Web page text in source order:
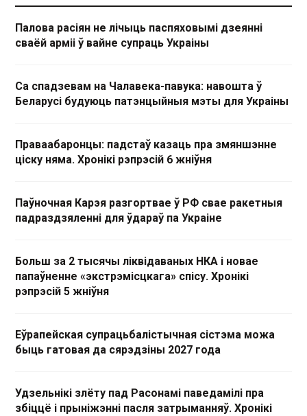
Палова расіян не лічыць паспяховымі дзеянні
сваёй арміі ў вайне супраць Украіны
Са спадзевам на Чалавека-павука: навошта ў
Беларусі будуюць патэнцыйныя мэты для Украіны
Праваабаронцы: падстаў казаць пра змяншэнне
ціску няма. Хронікі рэпрэсій 6 жніўня
Паўночная Карэя разгортвае ў РФ свае ракетныя
падраздзяленні для ўдараў па Украіне
Больш за 2 тысячы ліквідаваных НКА і новае
папаўненне «экстрэмісцкага» спісу. Хронікі
рэпрэсій 5 жніўня
Еўрапейская супрацьбалістычная сістэма можа
быць гатовая да сярэдзіны 2027 года
Удзельнікі злёту пад Расонамі паведамілі пра
збіццё і прыніжэнні пасля затрыманняў. Хронікі